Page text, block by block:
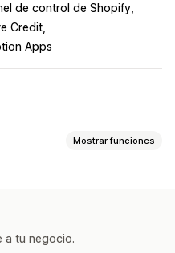
de control de Shopify
Credit
Apps
Mostrar funciones
Formas de pago
a tu negocio.